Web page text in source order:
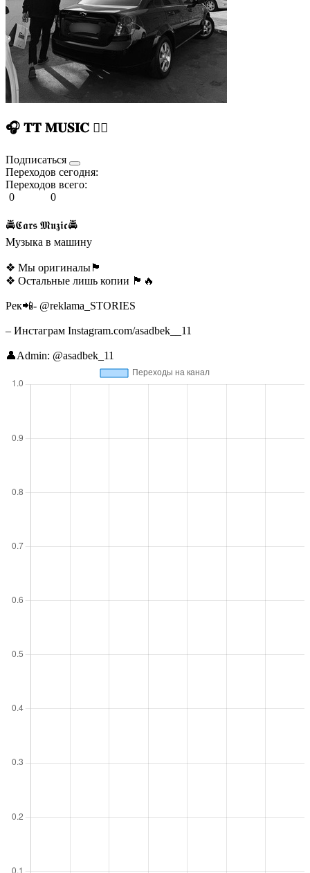
🎧 𝐓𝐓 𝐌𝐔𝐒𝐈𝐂 ❤️‍🔥
Подписаться
Переходов сегодня:
Переходов всего:
0
0
🚔𝕮𝖆𝖗𝖘 𝕸𝖚𝖟𝖎𝖈🚔
Музыка в машину
❖ Мы оригиналы🏴
❖ Остальные лишь копии 🏴🔥
Рек📲- @reklama_STORIES
– Инстаграм Instagram.com/asadbek__11
👤Admin: @asadbek_11